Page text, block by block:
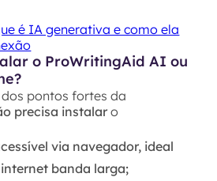
é IA generativa e como ela
o ProWritingAid AI ou
pontos fortes da
precisa instalar o
via navegador, ideal
internet banda larga;